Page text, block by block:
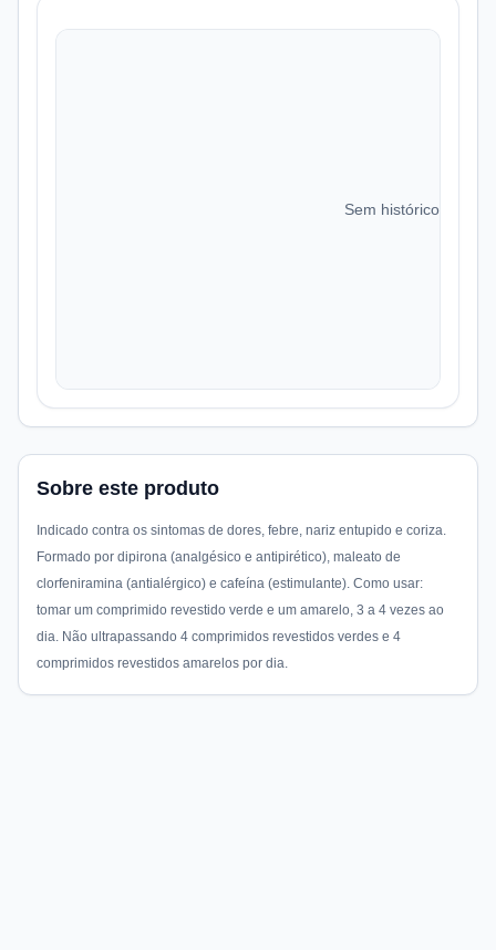
Sem histórico de
Sobre este produto
Indicado contra os sintomas de dores, febre, nariz entupido e coriza.
Formado por dipirona (analgésico e antipirético), maleato de
clorfeniramina (antialérgico) e cafeína (estimulante). Como usar:
tomar um comprimido revestido verde e um amarelo, 3 a 4 vezes ao
dia. Não ultrapassando 4 comprimidos revestidos verdes e 4
comprimidos revestidos amarelos por dia.